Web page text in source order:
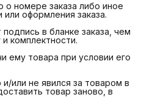
номере заказа либо иное
оформления заказа.
в бланке заказа, чем
комплектности.
ему товара при условии его
или не явился за товаром в
товар заново, в